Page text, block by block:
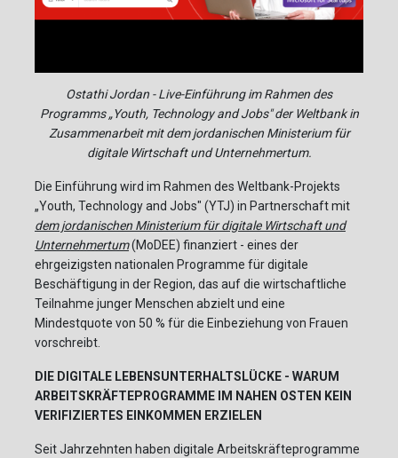
Ostathi Jordan - Live-Einführung im Rahmen des
Programms „Youth, Technology and Jobs" der Weltbank in
Zusammenarbeit mit dem jordanischen Ministerium für
digitale Wirtschaft und Unternehmertum.
Die Einführung wird im Rahmen des Weltbank-Projekts
„Youth, Technology and Jobs" (YTJ) in Partnerschaft mit
dem jordanischen Ministerium für digitale Wirtschaft und
Unternehmertum(MoDEE) finanziert - eines der
ehrgeizigsten nationalen Programme für digitale
Beschäftigung in der Region, das auf die wirtschaftliche
Teilnahme junger Menschen abzielt und eine
Mindestquote von 50 % für die Einbeziehung von Frauen
vorschreibt.
DIE DIGITALE LEBENSUNTERHALTSLÜCKE - WARUM
ARBEITSKRÄFTEPROGRAMME IM NAHEN OSTEN KEIN
VERIFIZIERTES EINKOMMEN ERZIELEN
Seit Jahrzehnten haben digitale Arbeitskräfteprogramme